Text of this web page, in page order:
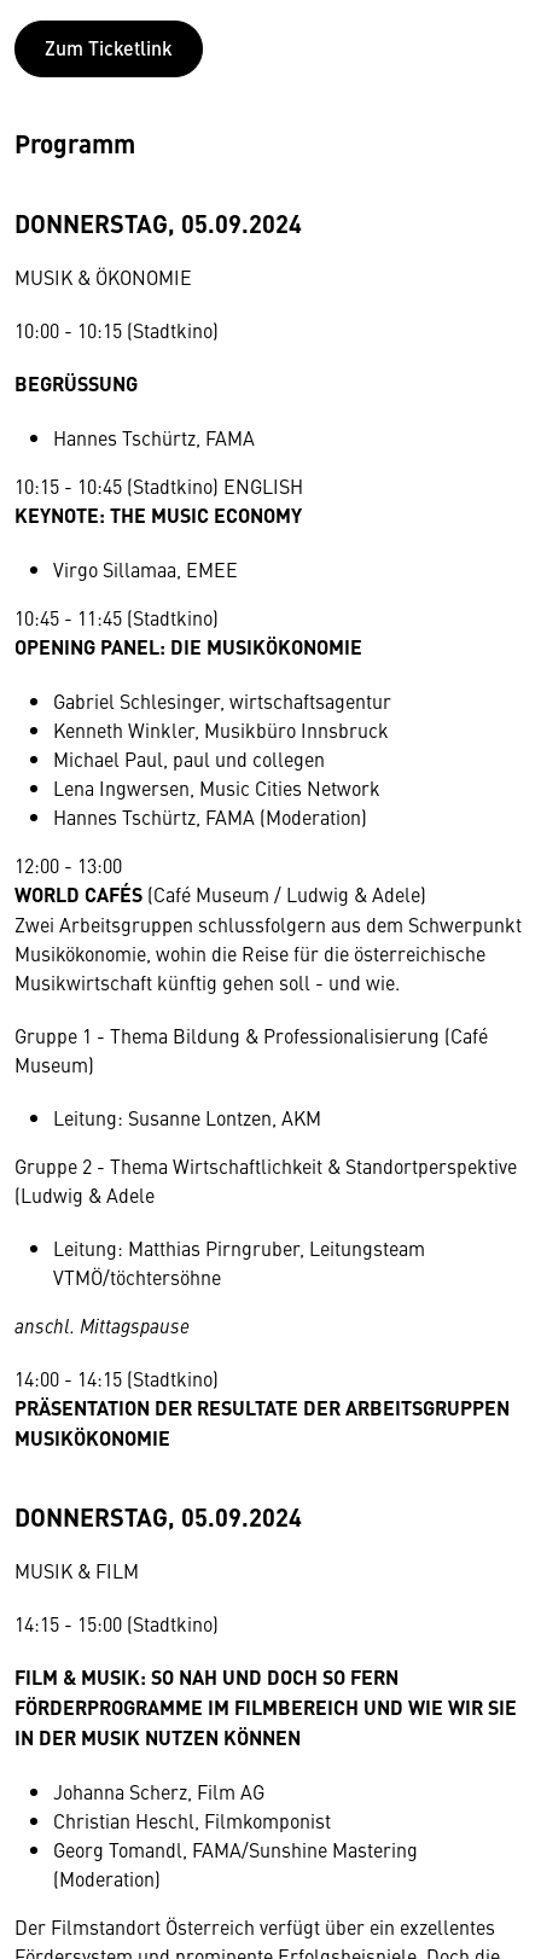
Zum Ticketlink
Programm
DONNERSTAG, 05.09.2024
MUSIK & ÖKONOMIE
10:00 - 10:15 (Stadtkino)
BEGRÜSSUNG
Hannes Tschürtz, FAMA
10:15 - 10:45 (Stadtkino) ENGLISH
KEYNOTE: THE MUSIC ECONOMY
Virgo Sillamaa, EMEE
10:45 - 11:45 (Stadtkino)
OPENING PANEL: DIE MUSIKÖKONOMIE
Gabriel Schlesinger, wirtschaftsagentur
Kenneth Winkler, Musikbüro Innsbruck
Michael Paul, paul und collegen
Lena Ingwersen, Music Cities Network
Hannes Tschürtz, FAMA (Moderation)
12:00 - 13:00
WORLD CAFÉS (Café Museum / Ludwig & Adele)
Zwei Arbeitsgruppen schlussfolgern aus dem Schwerpunkt
Musikökonomie, wohin die Reise für die österreichische
Musikwirtschaft künftig gehen soll - und wie.
Gruppe 1 - Thema Bildung & Professionalisierung (Café
Museum)
Leitung: Susanne Lontzen, AKM
Gruppe 2 - Thema Wirtschaftlichkeit & Standortperspektive
(Ludwig & Adele
Leitung: Matthias Pirngruber, Leitungsteam
VTMÖ/töchtersöhne
anschl. Mittagspause
14:00 - 14:15 (Stadtkino)
PRÄSENTATION DER RESULTATE DER ARBEITSGRUPPEN
MUSIKÖKONOMIE
DONNERSTAG, 05.09.2024
MUSIK & FILM
14:15 - 15:00 (Stadtkino)
FILM & MUSIK: SO NAH UND DOCH SO FERN
FÖRDERPROGRAMME IM FILMBEREICH UND WIE WIR SIE
IN DER MUSIK NUTZEN KÖNNEN
Johanna Scherz, Film AG
Christian Heschl, Filmkomponist
Georg Tomandl, FAMA/Sunshine Mastering
(Moderation)
Der Filmstandort Österreich verfügt über ein exzellentes